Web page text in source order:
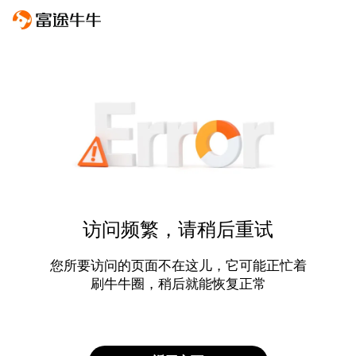
访问频繁，请稍后重试
您所要访问的页面不在这儿，它可能正忙着
刷牛牛圈，稍后就能恢复正常